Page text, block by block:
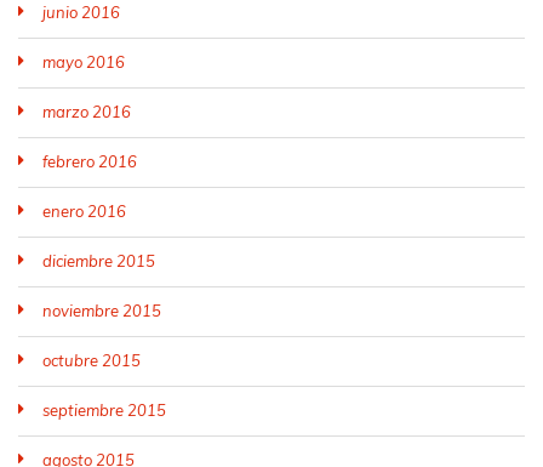
junio 2016
mayo 2016
marzo 2016
febrero 2016
enero 2016
diciembre 2015
noviembre 2015
octubre 2015
septiembre 2015
agosto 2015